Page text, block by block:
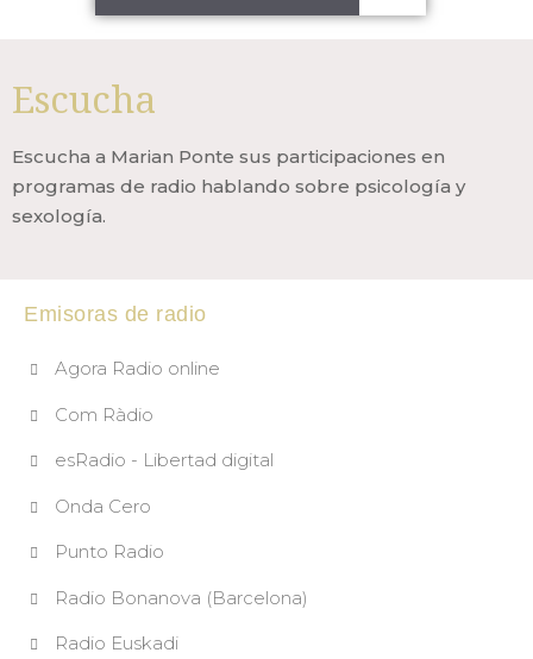
Escucha
Escucha a Marian Ponte sus participaciones en
programas de radio hablando sobre psicología y
sexología.
Emisoras de radio
Agora Radio online
Com Ràdio
esRadio - Libertad digital
Onda Cero
Punto Radio
Radio Bonanova (Barcelona)
Radio Euskadi